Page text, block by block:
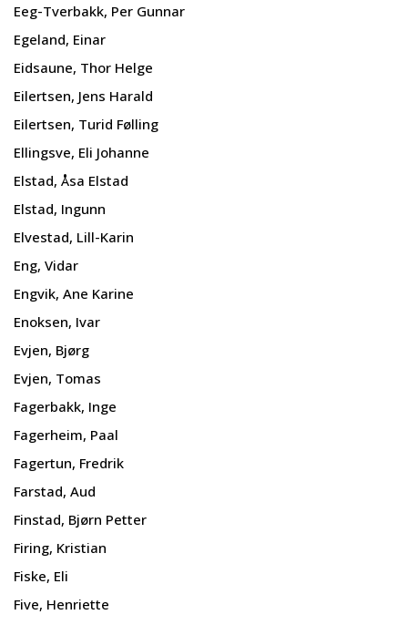
Eeg-Tverbakk, Per Gunnar
Egeland, Einar
Eidsaune, Thor Helge
Eilertsen, Jens Harald
Eilertsen, Turid Følling
Ellingsve, Eli Johanne
Elstad, Åsa Elstad
Elstad, Ingunn
Elvestad, Lill-Karin
Eng, Vidar
Engvik, Ane Karine
Enoksen, Ivar
Evjen, Bjørg
Evjen, Tomas
Fagerbakk, Inge
Fagerheim, Paal
Fagertun, Fredrik
Farstad, Aud
Finstad, Bjørn Petter
Firing, Kristian
Fiske, Eli
Five, Henriette